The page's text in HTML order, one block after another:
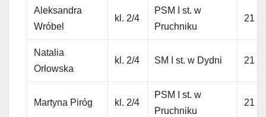
Aleksandra
Wróbel
kl. 2/4
PSM I st. w
Pruchniku
21
Natalia
Orłowska
kl. 2/4 SM I st. w Dydni 21
Martyna Piróg kl. 2/4
PSM I st. w
Pruchniku
21